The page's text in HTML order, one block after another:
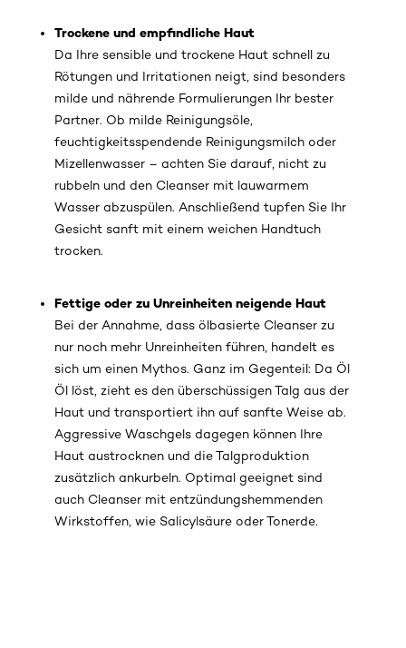
Trockene und empfindliche Haut
Da Ihre sensible und trockene Haut schnell zu
Rötungen und Irritationen neigt, sind besonders
milde und nährende Formulierungen Ihr bester
Partner. Ob milde Reinigungsöle,
feuchtigkeitsspendende Reinigungsmilch oder
Mizellenwasser – achten Sie darauf, nicht zu
rubbeln und den Cleanser mit lauwarmem
Wasser abzuspülen. Anschließend tupfen Sie Ihr
Gesicht sanft mit einem weichen Handtuch
trocken.
Fettige oder zu Unreinheiten neigende Haut
Bei der Annahme, dass ölbasierte Cleanser zu
nur noch mehr Unreinheiten führen, handelt es
sich um einen Mythos. Ganz im Gegenteil: Da Öl
Öl löst, zieht es den überschüssigen Talg aus der
Haut und transportiert ihn auf sanfte Weise ab.
Aggressive Waschgels dagegen können Ihre
Haut austrocknen und die Talgproduktion
zusätzlich ankurbeln. Optimal geeignet sind
auch Cleanser mit entzündungshemmenden
Wirkstoffen, wie Salicylsäure oder Tonerde.